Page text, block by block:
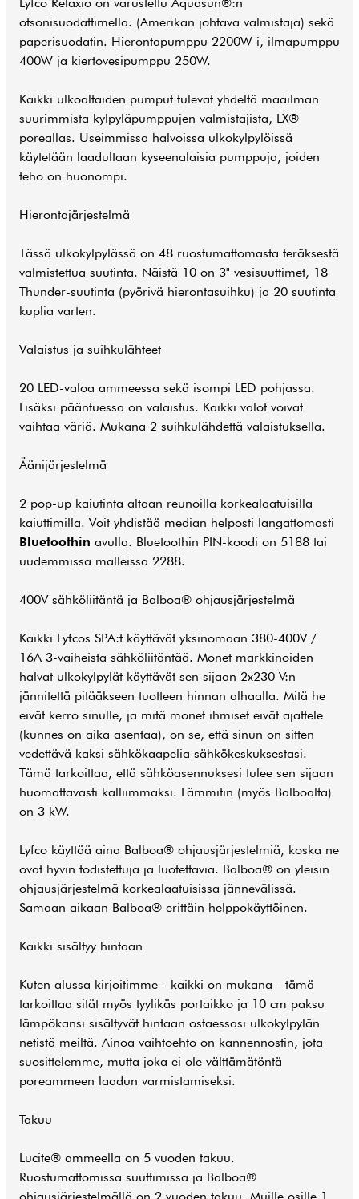
otsonisuodattimella. (Amerikan johtava valmistaja) sekä
paperisuodatin. Hierontapumppu 2200W i, ilmapumppu
400W ja kiertovesipumppu 250W.
Kaikki ulkoaltaiden pumput tulevat yhdeltä maailman
suurimmista kylpyläpumppujen valmistajista, LX®
poreallas. Useimmissa halvoissa ulkokylpylöissä
käytetään laadultaan kyseenalaisia pumppuja, joiden
teho on huonompi.
Hierontajärjestelmä
Tässä ulkokylpylässä on 48 ruostumattomasta teräksestä
valmistettua suutinta. Näistä 10 on 3" vesisuuttimet, 18
Thunder-suutinta (pyörivä hierontasuihku) ja 20 suutinta
kuplia varten.
Valaistus ja suihkulähteet
20 LED-valoa ammeessa sekä isompi LED pohjassa.
Lisäksi pääntuessa on valaistus. Kaikki valot voivat
vaihtaa väriä. Mukana 2 suihkulähdettä valaistuksella.
Äänijärjestelmä
2 pop-up kaiutinta altaan reunoilla korkealaatuisilla
kaiuttimilla. Voit yhdistää median helposti langattomasti
Bluetoothin avulla. Bluetoothin PIN-koodi on 5188 tai
uudemmissa malleissa 2288.
400V sähköliitäntä ja Balboa® ohjausjärjestelmä
Kaikki Lyfcos SPA:t käyttävät yksinomaan 380-400V /
16A 3-vaiheista sähköliitäntää. Monet markkinoiden
halvat ulkokylpylät käyttävät sen sijaan 2x230 V:n
jännitettä pitääkseen tuotteen hinnan alhaalla. Mitä he
eivät kerro sinulle, ja mitä monet ihmiset eivät ajattele
(kunnes on aika asentaa), on se, että sinun on sitten
vedettävä kaksi sähkökaapelia sähkökeskuksestasi.
Tämä tarkoittaa, että sähköasennuksesi tulee sen sijaan
huomattavasti kalliimmaksi. Lämmitin (myös Balboalta)
on 3 kW.
Lyfco käyttää aina Balboa® ohjausjärjestelmiä, koska ne
ovat hyvin todistettuja ja luotettavia. Balboa® on yleisin
ohjausjärjestelmä korkealaatuisissa jännevälissä.
Samaan aikaan Balboa® erittäin helppokäyttöinen.
Kaikki sisältyy hintaan
Kuten alussa kirjoitimme - kaikki on mukana - tämä
tarkoittaa sität myös tyylikäs portaikko ja 10 cm paksu
lämpökansi sisältyvät hintaan ostaessasi ulkokylpylän
netistä meiltä. Ainoa vaihtoehto on kannennostin, jota
suosittelemme, mutta joka ei ole välttämätöntä
poreammeen laadun varmistamiseksi.
Takuu
Lucite® ammeella on 5 vuoden takuu.
Ruostumattomissa suuttimissa ja Balboa®